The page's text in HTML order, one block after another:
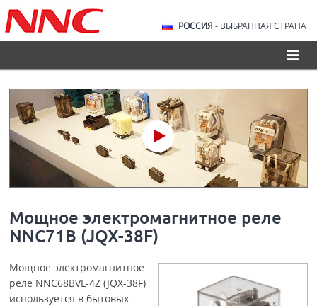
РОССИЯ - ВЫБРАННАЯ СТРАНА
Мощное электромагнитное реле
NNC71B (JQX-38F)
Мощное электромагнитное
реле NNC68BVL-4Z (JQX-38F)
используется в бытовых